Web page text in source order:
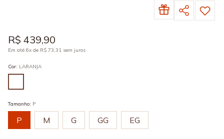
R$ 439,90
Em até 6x de R$ 73 31 sem juros
Cor: LARANJA
Tamanho: P
P M G GG EG